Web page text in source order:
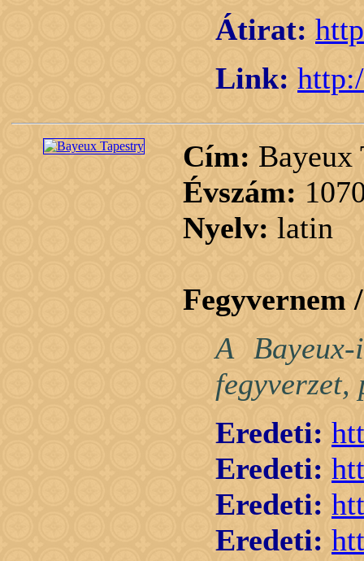
Átirat:
Link:
Cím: Bayeux
Évszám:
Nyelv: latin
Fegyvernem
A
fegyverzet,
Eredeti:
Eredeti:
Eredeti:
Eredeti: